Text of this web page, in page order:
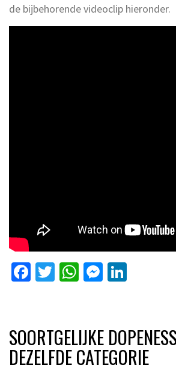
de bijbehorende videoclip hieronder.
Facebook
Twitter
WhatsApp
SOORTGELIJKE
DEZELFDE CATEGORIE